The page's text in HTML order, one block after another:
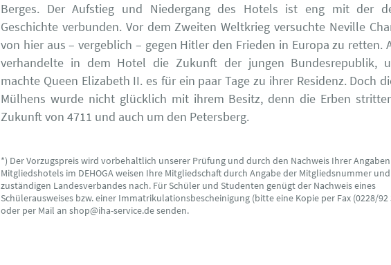
Berges. Der Aufstieg und Niedergang des Hotels ist eng mit der
Geschichte verbunden. Vor dem Zweiten Weltkrieg versuchte Neville
von hier aus – vergeblich – gegen Hitler den Frieden in Europa zu retten.
verhandelte in dem Hotel die Zukunft der jungen Bundesrepublik,
machte Queen Elizabeth II. es für ein paar Tage zu ihrer Residenz. Doch
Mülhens wurde nicht glücklich mit ihrem Besitz, denn die Erben
Zukunft von 4711 und auch um den Petersberg.
*) Der Vorzugspreis wird vorbehaltlich unserer Prüfung und durch den Nachweis Ihrer
Mitgliedshotels im DEHOGA weisen Ihre Mitgliedschaft durch Angabe der Mitgliedsnummer
zuständigen Landesverbandes nach. Für Schüler und Studenten genügt der Nachweis eines
Schülerausweises bzw. einer Immatrikulationsbescheinigung (bitte eine Kopie per Fax (0228/92
oder per Mail an shop@iha-service.de senden.